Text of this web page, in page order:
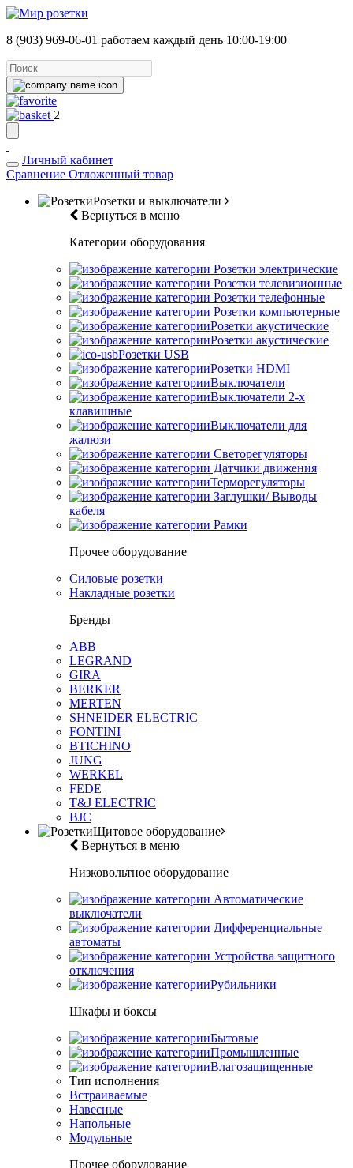
8 (903) 969-06-01 работаем каждый день 10:00-19:00
2
Личный кабинет
Сравнение Отложенный товар
Розетки и выключатели
Вернуться в меню
Категории оборудования
Розетки электрические
Розетки телевизионные
Розетки телефонные
Розетки компьютерные
Розетки акустические
Розетки акустические
Розетки USB
Розетки HDMI
Выключатели
Выключатели 2-х
клавишные
Выключатели для
жалюзи
Светорегуляторы
Датчики движения
Терморегуляторы
Заглушки/ Выводы
кабеля
Рамки
Прочее оборудование
Силовые розетки
Накладные розетки
Бренды
ABB
LEGRAND
GIRA
BERKER
MERTEN
SHNEIDER ELECTRIC
FONTINI
BTICHINO
JUNG
WERKEL
FEDE
T&J ELECTRIC
BJC
Щитовое оборудование
Вернуться в меню
Низковольтное оборудование
Автоматические
выключатели
Дифференциальные
автоматы
Устройства защитного
отключения
Рубильники
Шкафы и боксы
Бытовые
Промышленные
Влагозащищенные
Тип исполнения
Встраиваемые
Навесные
Напольные
Модульные
Прочее оборудование